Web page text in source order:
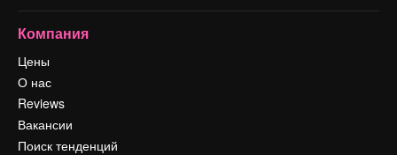
Компания
Цены
О нас
Reviews
Вакансии
Поиск тенденций